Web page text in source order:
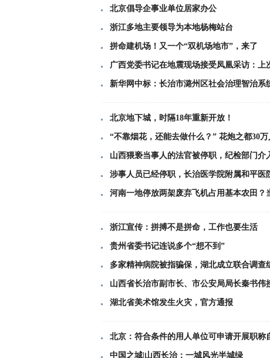
北京倡导企事业单位居家办公
浙江多地主要领导为本地杨梅站台
拼命建机场！又一个“双机场地市”，来了
广西党委书记在地震现场接受凤凰采访：
新华网中标：长治市潞州区社会治理智治系
北京地下城，时隔18年重新开放！
“不靠烟花，还能去做什么？” 花炮之都30
山西猥亵当事人的法官被停职，纪检部门介
涉事人员已经停职，长治医学院附属和平医
河南一地停放两架废弃飞机占用基本农田？
浙江宣传：拼搏不是拼命，工作也要生活
贵州省委书记连说多个“想不到”
多家精神病院被指骗保，湖北成立联合调查
山西省长治市副市长、市公安局局长秦书伟
湖北省美术馆发生火灾，官方通报
北京：符合条件的用人单位可申请开展职称
中国之城|山西长治：一城风光半城绿